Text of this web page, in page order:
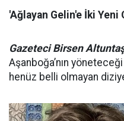
'Ağlayan Gelin'e İki Yeni
Gazeteci Birsen
Aşanboğa’nın
henüz belli olmayan